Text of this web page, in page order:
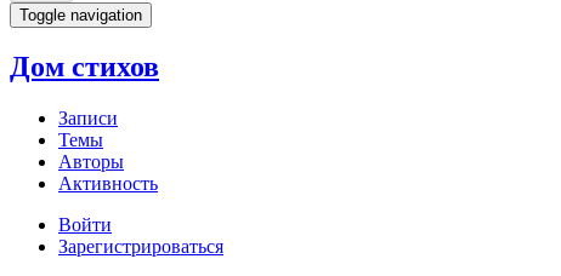
Toggle navigation
Дом стихов
Записи
Темы
Авторы
Активность
Войти
Зарегистрироваться